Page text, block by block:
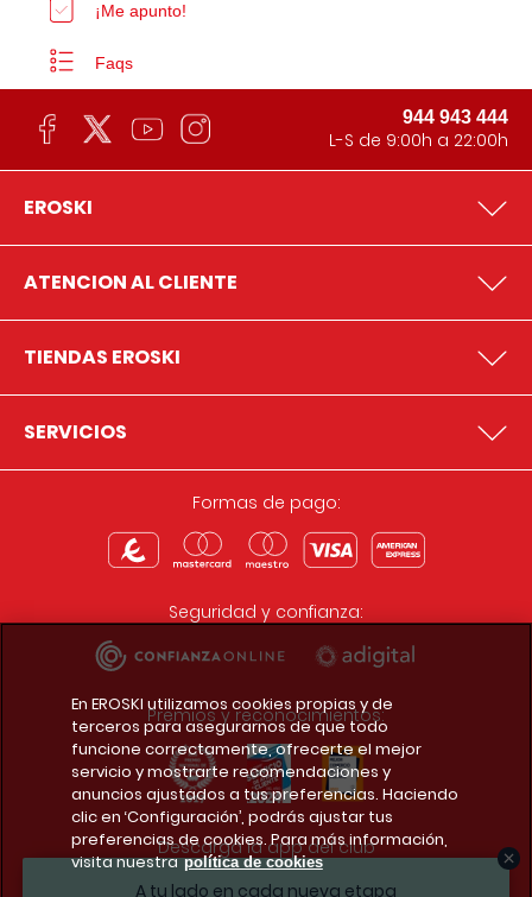
A tu lado en cada nueva etapa
¡Me apunto!
Faqs
944 943 444
L-S de 9:00h a 22:00h
EROSKI
ATENCION AL CLIENTE
TIENDAS EROSKI
SERVICIOS
Formas de pago:
Seguridad y confianza:
Premios y reconocimientos:
Descarga la app del club
En EROSKI utilizamos cookies propias y de
terceros para asegurarnos de que todo
funcione correctamente, ofrecerte el mejor
servicio y mostrarte recomendaciones y
anuncios ajustados a tus preferencias. Haciendo
clic en ‘Configuración’, podrás ajustar tus
preferencias de cookies. Para más información,
visita nuestra política de cookies